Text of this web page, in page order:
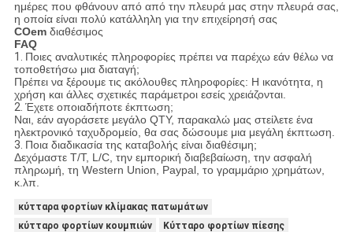
ημέρες που φθάνουν από από την πλευρά μας στην πλευρά σας,
η οποία είναι πολύ κατάλληλη για την επιχείρησή σας
COemδιαθέσιμος
FAQ
1. Ποιες αναλυτικές πληροφορίες πρέπει να παρέχω εάν θέλω να
τοποθετήσω μια διαταγή;
Πρέπει να ξέρουμε τις ακόλουθες πληροφορίες: Η ικανότητα, η
χρήση και άλλες σχετικές παράμετροι εσείς χρειάζονται.
2. Έχετε οποιαδήποτε έκπτωση;
Ναι, εάν αγοράσετε μεγάλο QTY, παρακαλώ μας στείλετε ένα
ηλεκτρονικό ταχυδρομείο, θα σας δώσουμε μια μεγάλη έκπτωση.
3. Ποια διαδικασία της καταβολής είναι διαθέσιμη;
Δεχόμαστε T/T, L/C, την εμπορική διαβεβαίωση, την ασφαλή
πληρωμή, τη Western Union, Paypal, το γραμμάριο χρημάτων,
κ.λπ.
κύτταρα φορτίων κλίμακας πατωμάτων
κύτταρο φορτίων κουμπιών
Κύτταρο φορτίων πίεσης